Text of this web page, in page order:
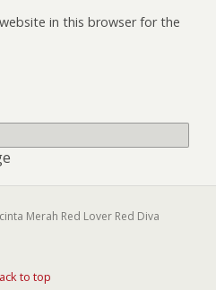
in this browser for the
Merah Red Lover Red Diva
to top